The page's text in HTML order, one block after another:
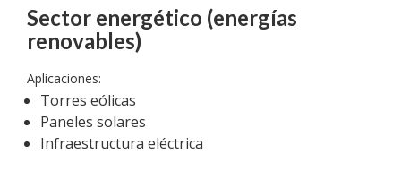
Sector energético (energías
renovables)
Aplicaciones:
Torres eólicas
Paneles solares
Infraestructura eléctrica